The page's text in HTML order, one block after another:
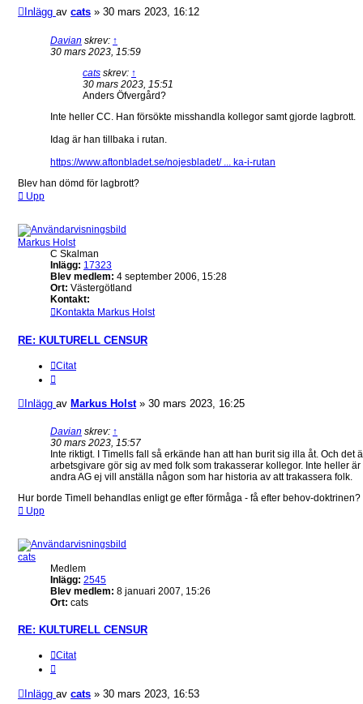
Inlägg av cats » 30 mars 2023, 16:12
Davian skrev: ↑
30 mars 2023, 15:59
cats skrev: ↑
30 mars 2023, 15:51
Anders Öfvergård?
Inte heller CC. Han försökte misshandla kollegor samt gjorde lagbrott.
Idag är han tillbaka i rutan.
https://www.aftonbladet.se/nojesbladet/ ... ka-i-rutan
Blev han dömd för lagbrott?
Upp
Markus Holst
C Skalman
Inlägg: 17323
Blev medlem: 4 september 2006, 15:28
Ort: Västergötland
Kontakt:
Kontakta Markus Holst
RE: KULTURELL CENSUR
Citat
Inlägg av Markus Holst» 30 mars 2023, 16:25
Davian skrev: ↑
30 mars 2023, 15:57
Inte riktigt. I Timells fall så erkände han att han burit sig illa åt. Och det
arbetsgivare gör sig av med folk som trakasserar kollegor. Inte heller
andra AG ej vill anställa någon som har historia av att trakassera folk.
Hur borde Timell behandlas enligt ge efter förmåga - få efter behov-doktrinen?
Upp
cats
Medlem
Inlägg: 2545
Blev medlem: 8 januari 2007, 15:26
Ort: cats
RE: KULTURELL CENSUR
Citat
Inlägg av cats » 30 mars 2023, 16:53